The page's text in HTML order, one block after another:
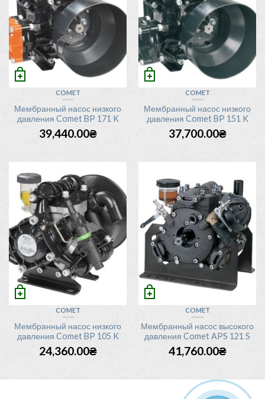
COMET
Мембранный насос низкого
давления Comet BP 171 K
39,440.00₴
COMET
Мембранный насос низкого
давления Comet BP 151 K
37,700.00₴
COMET
Мембранный насос низкого
давления Comet BP 105 K
24,360.00₴
COMET
Мембранный насос высокого
давления Comet APS 121 S
41,760.00₴